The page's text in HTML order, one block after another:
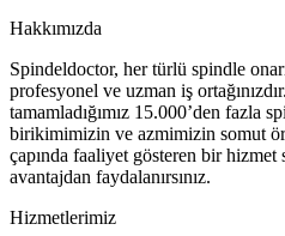
Hakkımızda
Spindeldoctor, her türlü spindle
profesyonel ve uzman iş
tamamladığımız 15.000’den fazla
birikimimizin ve azmimizin somut
çapında faaliyet gösteren bir hizmet
avantajdan faydalanırsınız.
Hizmetlerimiz